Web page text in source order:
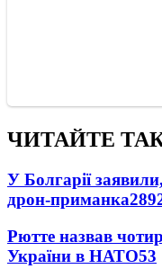
ЧИТАЙТЕ
У Болгарії
дрон-приманка
Рютте назвав
України в НАТО53